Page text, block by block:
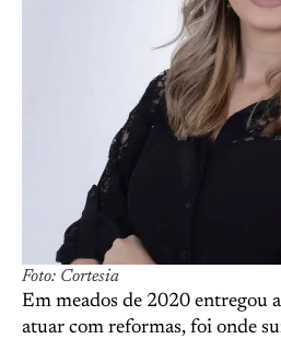
Foto: Cortesia
Em meados de 2020 entregou
atuar com reformas, foi onde